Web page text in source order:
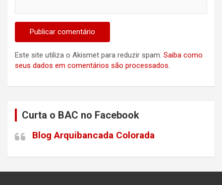
Este site utiliza o Akismet para reduzir spam. Saiba como
seus dados em comentários são processados.
Curta o BAC no Facebook
Blog Arquibancada Colorada